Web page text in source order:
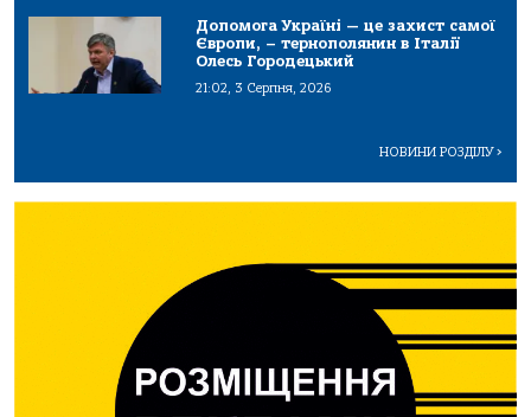
Допомога Україні — це захист самої
Європи, – тернополянин в Італії
Олесь Городецький
21:02, 3 Серпня, 2026
НОВИНИ РОЗДІЛУ>